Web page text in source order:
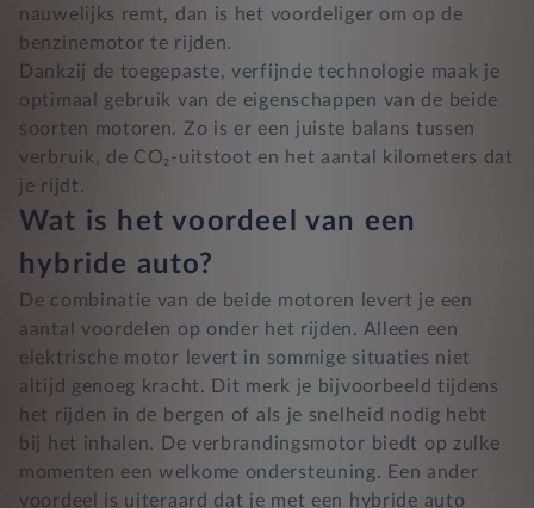
nauwelijks remt, dan is het voordeliger om op de
benzinemotor te rijden.
Dankzij de toegepaste, verfijnde technologie maak je
optimaal gebruik van de eigenschappen van de beide
soorten motoren. Zo is er een juiste balans tussen
verbruik, de CO₂-uitstoot en het aantal kilometers dat
je rijdt.
Wat is het voordeel van een
hybride auto?
De combinatie van de beide motoren levert je een
aantal voordelen op onder het rijden. Alleen een
elektrische motor levert in sommige situaties niet
altijd genoeg kracht. Dit merk je bijvoorbeeld tijdens
het rijden in de bergen of als je snelheid nodig hebt
bij het inhalen. De verbrandingsmotor biedt op zulke
momenten een welkome ondersteuning. Een ander
voordeel is uiteraard dat je met een hybride auto